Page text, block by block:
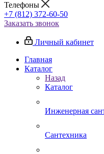
Телефоны
+7 (812) 372-60-50
Заказать звонок
Личный кабинет
Главная
Каталог
Назад
Каталог
Инженерная
Сантехника